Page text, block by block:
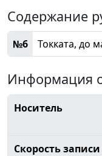
Содержание
№6 Токката, до
Информация
Носитель
Скорость записи